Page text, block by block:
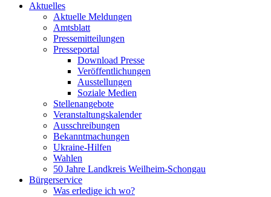
Aktuelles
Aktuelle Meldungen
Amtsblatt
Pressemitteilungen
Presseportal
Download Presse
Veröffentlichungen
Ausstellungen
Soziale Medien
Stellenangebote
Veranstaltungskalender
Ausschreibungen
Bekanntmachungen
Ukraine-Hilfen
Wahlen
50 Jahre Landkreis Weilheim-Schongau
Bürgerservice
Was erledige ich wo?